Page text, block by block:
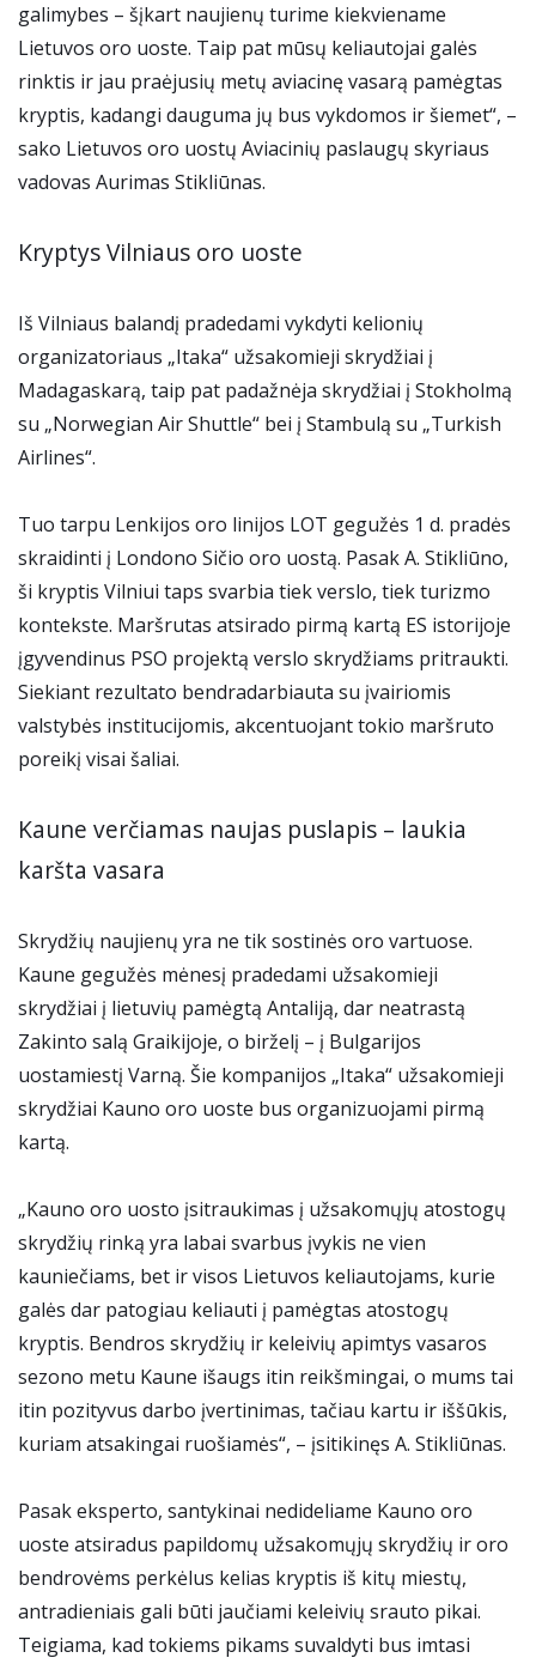
galimybes – šįkart naujienų turime kiekviename
Lietuvos oro uoste. Taip pat mūsų keliautojai galės
rinktis ir jau praėjusių metų aviacinę vasarą pamėgtas
kryptis, kadangi dauguma jų bus vykdomos ir šiemet“, –
sako Lietuvos oro uostų Aviacinių paslaugų skyriaus
vadovas Aurimas Stikliūnas.
Kryptys Vilniaus oro uoste
Iš Vilniaus balandį pradedami vykdyti kelionių
organizatoriaus „Itaka“ užsakomieji skrydžiai į
Madagaskarą, taip pat padažnėja skrydžiai į Stokholmą
su „Norwegian Air Shuttle“ bei į Stambulą su „Turkish
Airlines“.
Tuo tarpu Lenkijos oro linijos LOT gegužės 1 d. pradės
skraidinti į Londono Sičio oro uostą. Pasak A. Stikliūno,
ši kryptis Vilniui taps svarbia tiek verslo, tiek turizmo
kontekste. Maršrutas atsirado pirmą kartą ES istorijoje
įgyvendinus PSO projektą verslo skrydžiams pritraukti.
Siekiant rezultato bendradarbiauta su įvairiomis
valstybės institucijomis, akcentuojant tokio maršruto
poreikį visai šaliai.
Kaune verčiamas naujas puslapis – laukia
karšta vasara
Skrydžių naujienų yra ne tik sostinės oro vartuose.
Kaune gegužės mėnesį pradedami užsakomieji
skrydžiai į lietuvių pamėgtą Antaliją, dar neatrastą
Zakinto salą Graikijoje, o birželį – į Bulgarijos
uostamiestį Varną. Šie kompanijos „Itaka“ užsakomieji
skrydžiai Kauno oro uoste bus organizuojami pirmą
kartą.
„Kauno oro uosto įsitraukimas į užsakomųjų atostogų
skrydžių rinką yra labai svarbus įvykis ne vien
kauniečiams, bet ir visos Lietuvos keliautojams, kurie
galės dar patogiau keliauti į pamėgtas atostogų
kryptis. Bendros skrydžių ir keleivių apimtys vasaros
sezono metu Kaune išaugs itin reikšmingai, o mums tai
itin pozityvus darbo įvertinimas, tačiau kartu ir iššūkis,
kuriam atsakingai ruošiamės“, – įsitikinęs A. Stikliūnas.
Pasak eksperto, santykinai nedideliame Kauno oro
uoste atsiradus papildomų užsakomųjų skrydžių ir oro
bendrovėms perkėlus kelias kryptis iš kitų miestų,
antradieniais gali būti jaučiami keleivių srauto pikai.
Teigiama, kad tokiems pikams suvaldyti bus imtasi